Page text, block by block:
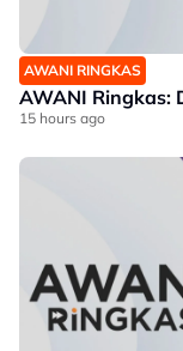
AWANI RINGKAS
AWANI Ringkas:
15 hours ago